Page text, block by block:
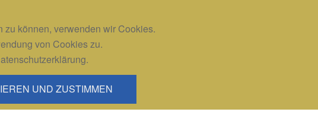
zu können, verwenden wir Cookies.
von Cookies zu.
UND ZUSTIMMEN